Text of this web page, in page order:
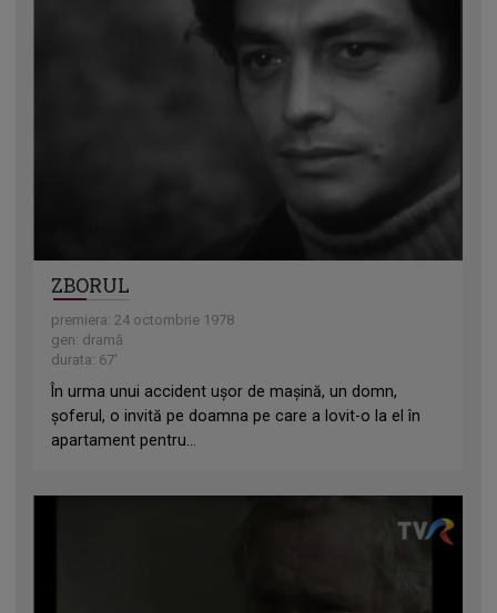
ZBORUL
premiera: 24 octombrie 1978
gen: dramă
durata: 67'
În urma unui accident ușor de mașină, un domn,
șoferul, o invită pe doamna pe care a lovit-o la el în
apartament pentru...